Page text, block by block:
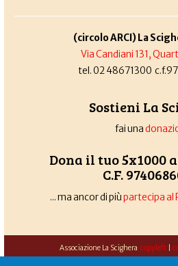
(circolo ARCI) La
Via Candiani 131,
tel. 02 48671300
Sostieni La
fai una
Dona il tuo 5x1000
C.F.
... ma ancor di piùpartecipa al
Associazione La Scighera copyleft|